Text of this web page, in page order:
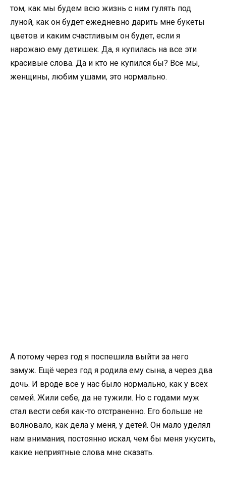
том, как мы будем всю жизнь с ним гулять под
луной, как он будет ежедневно дарить мне букеты
цветов и каким счастливым он будет, если я
нарожаю ему детишек. Да, я купилась на все эти
красивые слова. Да и кто не купился бы? Все мы,
женщины, любим ушами, это нормально.
А потому через год я поспешила выйти за него
замуж. Ещё через год я родила ему сына, а через два
дочь. И вроде все у нас было нормально, как у всех
семей. Жили себе, да не тужили. Но с годами муж
стал вести себя как-то отстраненно. Его больше не
волновало, как дела у меня, у детей. Он мало уделял
нам внимания, постоянно искал, чем бы меня укусить,
какие неприятные слова мне сказать.